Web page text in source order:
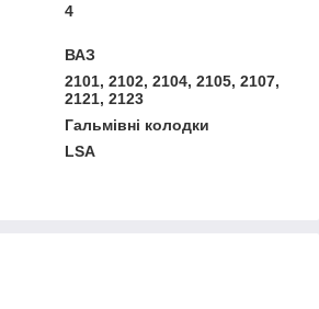
4
ВАЗ
2101, 2102, 2104, 2105, 2107,
2121, 2123
Гальмівні колодки
LSA